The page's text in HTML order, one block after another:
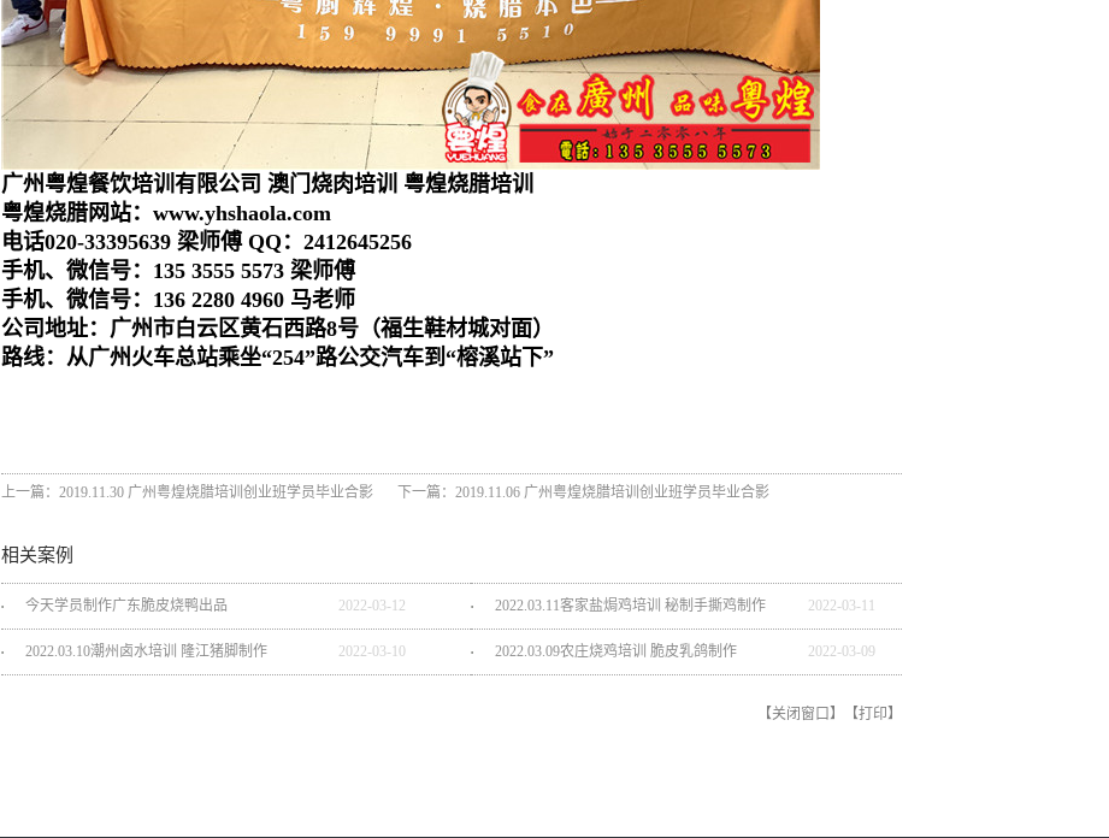
广州粤煌餐饮培训有限公司 澳门烧肉培训 粤煌烧腊培训
粤煌烧腊网站：www.yhshaola.com
电话020-33395639 梁师傅 QQ：2412645256
手机、微信号：135 3555 5573 梁师傅
手机、微信号：136 2280 4960 马老师
公司地址：广州市白云区黄石西路8号（福生鞋材城对面）
路线：从广州火车总站乘坐“254”路公交汽车到“榕溪站下”
上一篇： 2019.11.30 广州粤煌烧腊培训创业班学员毕业合影 下一篇： 2019.11.06 广州粤煌烧腊培训创业班学员毕业合影
相关案例
今天学员制作广东脆皮烧鸭出品 2022-03-12 2022.03.11客家盐焗鸡培训 秘制手撕鸡制作 2022-03-11
2022.03.10潮州卤水培训 隆江猪脚制作 2022-03-10 2022.03.09农庄烧鸡培训 脆皮乳鸽制作 2022-03-09
【关闭窗口 】【打印】